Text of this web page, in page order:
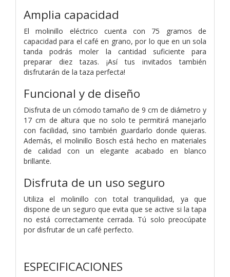
Amplia capacidad
El molinillo eléctrico cuenta con 75 gramos de
capacidad para el café en grano, por lo que en un sola
tanda podrás moler la cantidad suficiente para
preparar diez tazas. ¡Así tus invitados también
disfrutarán de la taza perfecta!
Funcional y de diseño
Disfruta de un cómodo tamaño de 9 cm de diámetro y
17 cm de altura que no solo te permitirá manejarlo
con facilidad, sino también guardarlo donde quieras.
Además, el molinillo Bosch está hecho en materiales
de calidad con un elegante acabado en blanco
brillante.
Disfruta de un uso seguro
Utiliza el molinillo con total tranquilidad, ya que
dispone de un seguro que evita que se active si la tapa
no está correctamente cerrada. Tú solo preocúpate
por disfrutar de un café perfecto.
ESPECIFICACIONES